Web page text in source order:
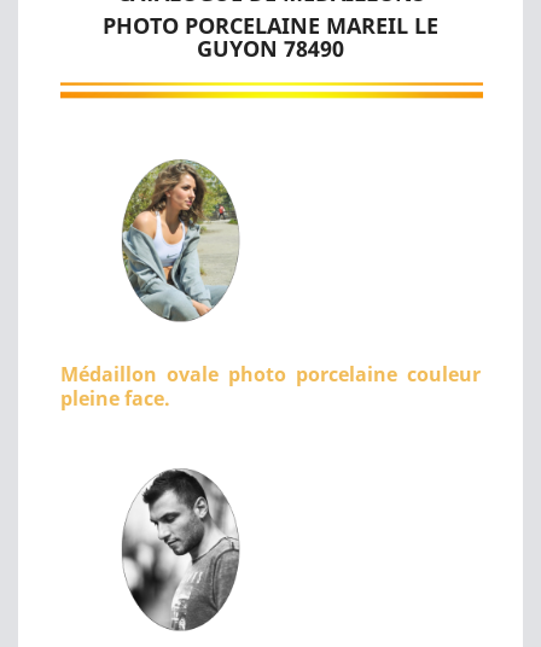
PHOTO PORCELAINE MAREIL LE
GUYON 78490
Médaillon ovale photo porcelaine couleur
pleine face.